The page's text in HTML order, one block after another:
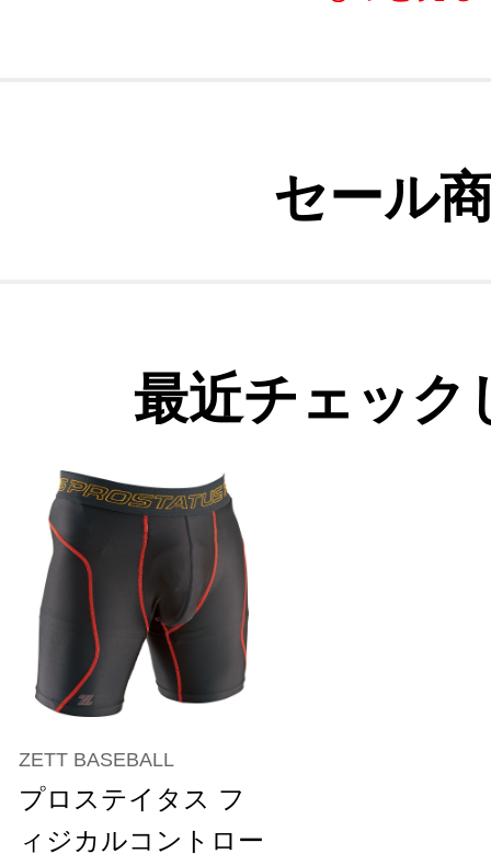
セール
最近チェック
ZETT BASEBALL
プロステイタス フ
ィジカルコントロー